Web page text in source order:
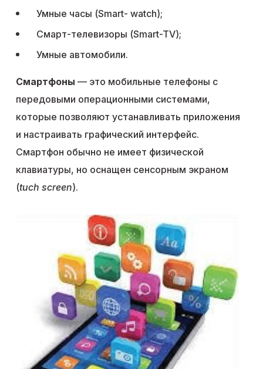
Умные часы (Smart- watch);
Смарт-телевизоры (Smart-TV);
Умные автомобили.
Смартфоны — это мобильные телефоны с
передовыми операционными системами,
которые позволяют устанавливать приложения
и настраивать графический интерфейс.
Смартфон обычно не имеет физической
клавиатуры, но оснащен сенсорным экраном
(tuch screen).